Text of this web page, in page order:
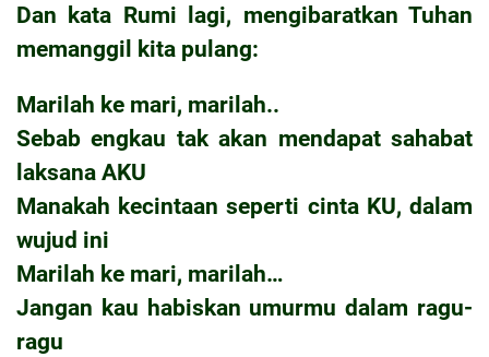
Dan kata Rumi lagi, mengibaratkan Tuhan
memanggil kita pulang:
Marilah ke mari, marilah..
Sebab engkau tak akan mendapat sahabat
laksana AKU
Manakah kecintaan seperti cinta KU, dalam
wujud ini
Marilah ke mari, marilah…
Jangan kau habiskan umurmu dalam ragu-
ragu